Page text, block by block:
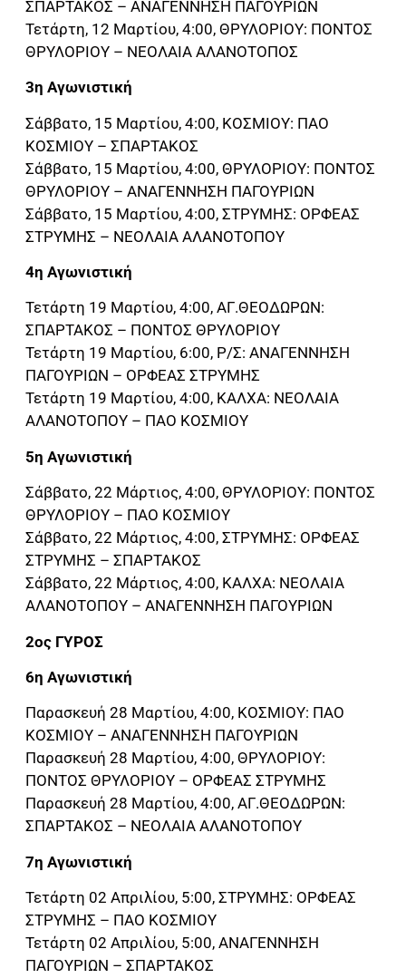
ΣΠΑΡΤΑΚΟΣ – ΑΝΑΓΕΝΝΗΣΗ ΠΑΓΟΥΡΙΩΝ
Τετάρτη, 12 Μαρτίου, 4:00, ΘΡΥΛΟΡΙΟΥ: ΠΟΝΤΟΣ
ΘΡΥΛΟΡΙΟΥ – ΝΕΟΛΑΙΑ ΑΛΑΝΟΤΟΠΟΣ
3η Αγωνιστική
Σάββατο, 15 Μαρτίου, 4:00, ΚΟΣΜΙΟΥ: ΠΑΟ
ΚΟΣΜΙΟΥ – ΣΠΑΡΤΑΚΟΣ
Σάββατο, 15 Μαρτίου, 4:00, ΘΡΥΛΟΡΙΟΥ: ΠΟΝΤΟΣ
ΘΡΥΛΟΡΙΟΥ – ΑΝΑΓΕΝΝΗΣΗ ΠΑΓΟΥΡΙΩΝ
Σάββατο, 15 Μαρτίου, 4:00, ΣΤΡΥΜΗΣ: ΟΡΦΕΑΣ
ΣΤΡΥΜΗΣ – ΝΕΟΛΑΙΑ ΑΛΑΝΟΤΟΠΟΥ
4η Αγωνιστική
Τετάρτη 19 Μαρτίου, 4:00, ΑΓ.ΘΕΟΔΩΡΩΝ:
ΣΠΑΡΤΑΚΟΣ – ΠΟΝΤΟΣ ΘΡΥΛΟΡΙΟΥ
Τετάρτη 19 Μαρτίου, 6:00, Ρ/Σ: ΑΝΑΓΕΝΝΗΣΗ
ΠΑΓΟΥΡΙΩΝ – ΟΡΦΕΑΣ ΣΤΡΥΜΗΣ
Τετάρτη 19 Μαρτίου, 4:00, ΚΑΛΧΑ: ΝΕΟΛΑΙΑ
ΑΛΑΝΟΤΟΠΟΥ – ΠΑΟ ΚΟΣΜΙΟΥ
5η Αγωνιστική
Σάββατο, 22 Μάρτιος, 4:00, ΘΡΥΛΟΡΙΟΥ: ΠΟΝΤΟΣ
ΘΡΥΛΟΡΙΟΥ – ΠΑΟ ΚΟΣΜΙΟΥ
Σάββατο, 22 Μάρτιος, 4:00, ΣΤΡΥΜΗΣ: ΟΡΦΕΑΣ
ΣΤΡΥΜΗΣ – ΣΠΑΡΤΑΚΟΣ
Σάββατο, 22 Μάρτιος, 4:00, ΚΑΛΧΑ: ΝΕΟΛΑΙΑ
ΑΛΑΝΟΤΟΠΟΥ – ΑΝΑΓΕΝΝΗΣΗ ΠΑΓΟΥΡΙΩΝ
2ος ΓΥΡΟΣ
6η Αγωνιστική
Παρασκευή 28 Μαρτίου, 4:00, ΚΟΣΜΙΟΥ: ΠΑΟ
ΚΟΣΜΙΟΥ – ΑΝΑΓΕΝΝΗΣΗ ΠΑΓΟΥΡΙΩΝ
Παρασκευή 28 Μαρτίου, 4:00, ΘΡΥΛΟΡΙΟΥ:
ΠΟΝΤΟΣ ΘΡΥΛΟΡΙΟΥ – ΟΡΦΕΑΣ ΣΤΡΥΜΗΣ
Παρασκευή 28 Μαρτίου, 4:00, ΑΓ.ΘΕΟΔΩΡΩΝ:
ΣΠΑΡΤΑΚΟΣ – ΝΕΟΛΑΙΑ ΑΛΑΝΟΤΟΠΟΥ
7η Αγωνιστική
Τετάρτη 02 Απριλίου, 5:00, ΣΤΡΥΜΗΣ: ΟΡΦΕΑΣ
ΣΤΡΥΜΗΣ – ΠΑΟ ΚΟΣΜΙΟΥ
Τετάρτη 02 Απριλίου, 5:00, ΑΝΑΓΕΝΝΗΣΗ
ΠΑΓΟΥΡΙΩΝ – ΣΠΑΡΤΑΚΟΣ